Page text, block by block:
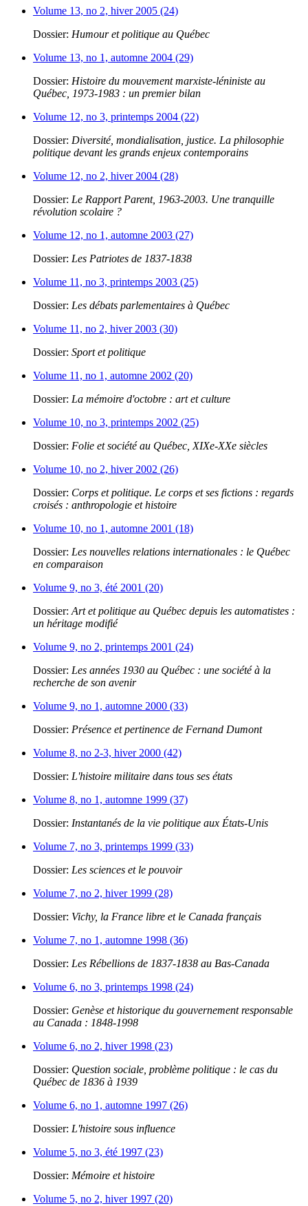
Volume 13, no 2, hiver 2005 (24)
Dossier: Humour et politique au Québec
Volume 13, no 1, automne 2004 (29)
Dossier: Histoire du mouvement marxiste-léniniste au
Québec, 1973-1983 : un premier bilan
Volume 12, no 3, printemps 2004 (22)
Dossier: Diversité, mondialisation, justice. La philosophie
politique devant les grands enjeux contemporains
Volume 12, no 2, hiver 2004 (28)
Dossier: Le Rapport Parent, 1963-2003. Une tranquille
révolution scolaire ?
Volume 12, no 1, automne 2003 (27)
Dossier: Les Patriotes de 1837-1838
Volume 11, no 3, printemps 2003 (25)
Dossier: Les débats parlementaires à Québec
Volume 11, no 2, hiver 2003 (30)
Dossier: Sport et politique
Volume 11, no 1, automne 2002 (20)
Dossier: La mémoire d'octobre : art et culture
Volume 10, no 3, printemps 2002 (25)
Dossier: Folie et société au Québec, XIXe-XXe siècles
Volume 10, no 2, hiver 2002 (26)
Dossier: Corps et politique. Le corps et ses fictions : regards
croisés : anthropologie et histoire
Volume 10, no 1, automne 2001 (18)
Dossier: Les nouvelles relations internationales : le Québec
en comparaison
Volume 9, no 3, été 2001 (20)
Dossier:Art et politique au Québec depuis les automatistes :
un héritage modifié
Volume 9, no 2, printemps 2001 (24)
Dossier: Les années 1930 au Québec : une société à la
recherche de son avenir
Volume 9, no 1, automne 2000 (33)
Dossier: Présence et pertinence de Fernand Dumont
Volume 8, no 2-3, hiver 2000 (42)
Dossier: L'histoire militaire dans tous ses états
Volume 8, no 1, automne 1999 (37)
Dossier: Instantanés de la vie politique aux États-Unis
Volume 7, no 3, printemps 1999 (33)
Dossier: Les sciences et le pouvoir
Volume 7, no 2, hiver 1999 (28)
Dossier: Vichy, la France libre et le Canada français
Volume 7, no 1, automne 1998 (36)
Dossier: Les Rébellions de 1837-1838 au Bas-Canada
Volume 6, no 3, printemps 1998 (24)
Dossier: Genèse et historique du gouvernement responsable
au Canada : 1848-1998
Volume 6, no 2, hiver 1998 (23)
Dossier: Question sociale, problème politique : le cas du
Québec de 1836 à 1939
Volume 6, no 1, automne 1997 (26)
Dossier: L'histoire sous influence
Volume 5, no 3, été 1997 (23)
Dossier: Mémoire et histoire
Volume 5, no 2, hiver 1997 (20)